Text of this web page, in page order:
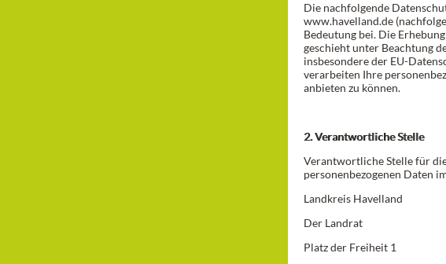
Die nachfolgende
www.havelland.de
Bedeutung bei. Die
geschieht unter Beachtung
insbesondere der EU-
verarbeiten Ihre
anbieten zu können.
2. Verantwortliche Stelle
Verantwortliche Stelle für
personenbezogenen Daten
Landkreis Havelland
Der Landrat
Platz der Freiheit 1